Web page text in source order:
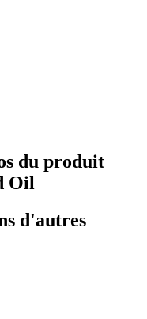
du produit
Oil
d'autres